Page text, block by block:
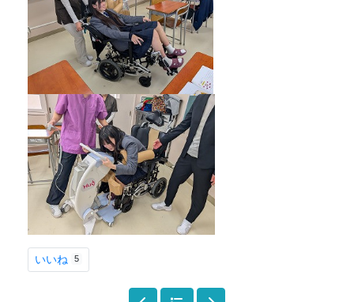
いいね 5